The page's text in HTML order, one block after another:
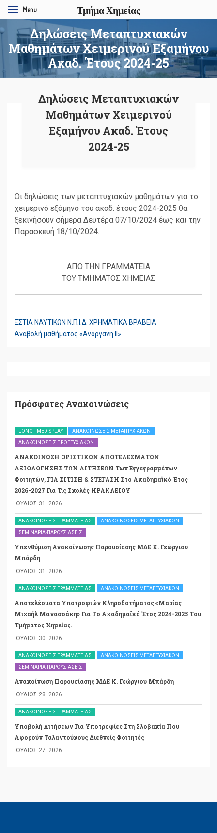
Δηλώσεις Μεταπτυχιακών
Μαθημάτων Χειμερινού Εξαμήνου
Ακαδ. Έτους 2024-25
Δηλώσεις Μεταπτυχιακών
Μαθημάτων Χειμερινού
Εξαμήνου Ακαδ. Έτους
2024-25
Οι δηλώσεις των μεταπτυχιακών μαθημάτων για το
χειμερινό εξάμηνο του ακαδ. έτους 2024-2025 θα
ξεκινήσουν σήμερα Δευτέρα 07/10/2024 έως και την
Παρασκευή 18/10/2024.
ΑΠΟ ΤΗΝ ΓΡΑΜΜΑΤΕΙΑ
ΤΟΥ ΤΜΗΜΑΤΟΣ ΧΗΜΕΙΑΣ
ΠΛΟΉΓΗΣΗ
ΕΣΤΙΑ ΝΑΥΤΙΚΩΝ Ν.Π.Ι.Δ. ΧΡΗΜΑΤΙΚΑ ΒΡΑΒΕΙΑ
Αναβολή μαθήματος «Ανόργανη ΙΙ»
Πρόσφατες Ανακοινώσεις
LONGTIMEDISPLAY ΑΝΑΚΟΙΝΏΣΕΙΣ ΜΕΤΑΠΤΥΧΙΑΚΏΝ
ΑΝΑΚΟΙΝΏΣΕΙΣ ΠΡΟΠΤΥΧΙΑΚΏΝ
ΑΝΑΚΟΙΝΩΣΗ ΟΡΙΣΤΙΚΩΝ ΑΠΟΤΕΛΕΣΜΑΤΩΝ
ΑΞΙΟΛΟΓΗΣΗΣ ΤΩΝ ΑΙΤΗΣΕΩΝ Των Εγγεγραμμένων
Φοιτητών, ΓΙΑ ΣΙΤΙΣΗ & ΣΤΕΓΑΣΗ Στο Ακαδημαϊκό Έτος
2026-2027 Για Τις Σχολές ΗΡΑΚΛΕΙΟΥ
ΙΟΎΛΙΟΣ 31, 2026
ΑΝΑΚΟΙΝΏΣΕΙΣ ΓΡΑΜΜΑΤΕΊΑΣ ΑΝΑΚΟΙΝΏΣΕΙΣ ΜΕΤΑΠΤΥΧΙΑΚΏΝ
ΣΕΜΙΝΆΡΙΑ-ΠΑΡΟΥΣΙΆΣΕΙΣ
Υπενθύμιση Ανακοίνωσης Παρουσίασης ΜΔΕ Κ. Γεώργιου
Μπάρδη
ΙΟΎΛΙΟΣ 31, 2026
ΑΝΑΚΟΙΝΏΣΕΙΣ ΓΡΑΜΜΑΤΕΊΑΣ ΑΝΑΚΟΙΝΏΣΕΙΣ ΜΕΤΑΠΤΥΧΙΑΚΏΝ
Αποτελέσματα Υποτροφιών Κληροδοτήματος «Μαρίας
Μιχαήλ Μανασσάκη» Για Το Ακαδημαϊκό Έτος 2024-2025 Του
Τμήματος Χημείας.
ΙΟΎΛΙΟΣ 30, 2026
ΑΝΑΚΟΙΝΏΣΕΙΣ ΓΡΑΜΜΑΤΕΊΑΣ ΑΝΑΚΟΙΝΏΣΕΙΣ ΜΕΤΑΠΤΥΧΙΑΚΏΝ
ΣΕΜΙΝΆΡΙΑ-ΠΑΡΟΥΣΙΆΣΕΙΣ
Ανακοίνωση Παρουσίασης ΜΔΕ Κ. Γεώργιου Μπάρδη
ΙΟΎΛΙΟΣ 28, 2026
ΑΝΑΚΟΙΝΏΣΕΙΣ ΓΡΑΜΜΑΤΕΊΑΣ
Υποβολή Αιτήσεων Για Υποτροφίες Στη Σλοβακία Που
Αφορούν Ταλαντούχους Διεθνείς Φοιτητές
ΙΟΎΛΙΟΣ 27, 2026
Menu Τμήμα Χημείας